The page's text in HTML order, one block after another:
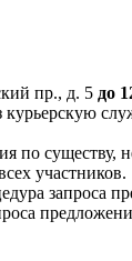
пр., д. 5 до
по существу,
участников.
запроса